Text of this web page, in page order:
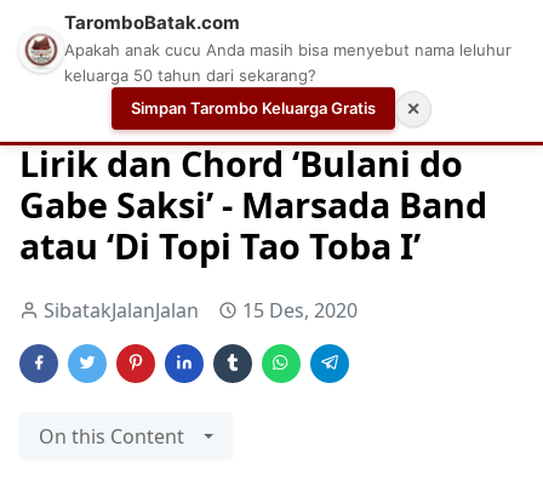
Chord Gitar Chord gitar mudah pemula
Lirik dan Chord ‘Bulani do
Gabe Saksi’ - Marsada Band
atau ‘Di Topi Tao Toba I’
SibatakJalanJalan 15 Des, 2020
On this Content
TaromboBatak.com
Apakah anak cucu Anda masih bisa menyebut nama leluhur
keluarga 50 tahun dari sekarang?
Simpan Tarombo Keluarga Gratis
✕